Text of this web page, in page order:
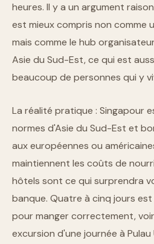
heures. Il y a un argument
est mieux compris non comme
mais comme le hub
Asie du Sud-Est, ce qui est
beaucoup de personnes qui y
La réalité pratique : Singapour
normes d'Asie du Sud-Est et
aux européennes ou
maintiennent les coûts de
hôtels sont ce qui surprendra
banque. Quatre à cinq jours est
pour manger correctement, voir
excursion d'une journée à Pulau